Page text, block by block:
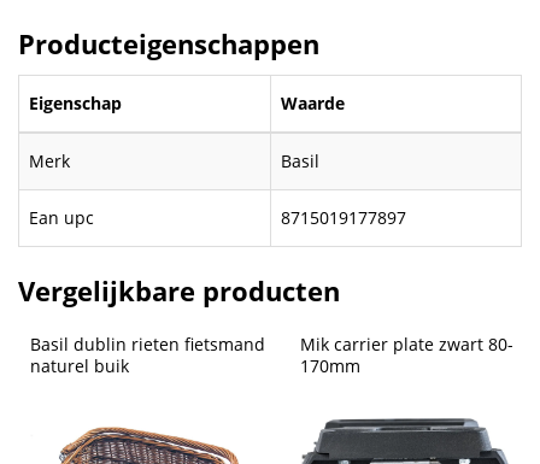
Producteigenschappen
Eigenschap Waarde
Merk Basil
Ean upc 8715019177897
Vergelijkbare producten
Basil dublin rieten fietsmand
naturel buik
Mik carrier plate zwart 80-
170mm